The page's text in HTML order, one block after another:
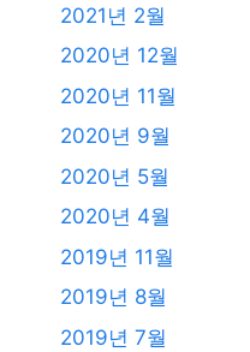
2021년 2월
2020년 12월
2020년 11월
2020년 9월
2020년 5월
2020년 4월
2019년 11월
2019년 8월
2019년 7월